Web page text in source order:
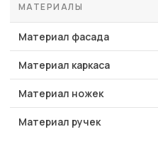
МАТЕРИАЛЫ
Материал фасада
Материал каркаса
Материал ножек
Материал ручек